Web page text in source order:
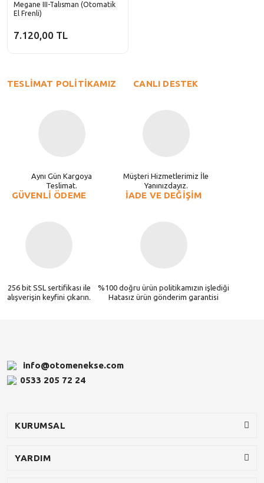
Megane III-Talısman (Otomatik
El Frenli)
7.120,00 TL
TESLİMAT POLİTİKAMIZ
Aynı Gün Kargoya
Teslimat.
CANLI DESTEK
Müşteri Hizmetlerimiz İle
Yanınızdayız.
GÜVENLİ ÖDEME
256 bit SSL sertifikası ile
alışverişin keyfini çıkarın.
İADE VE DEĞİŞİM
%100 doğru ürün politikamızın işlediği
Hatasız ürün gönderim garantisi
info@otomenekse.com
0533 205 72 24
KURUMSAL
YARDIM